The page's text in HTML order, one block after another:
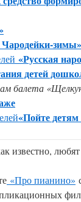
зимы»
«Русская
детей
балета
«Пойте
известно,
«Про пианино»